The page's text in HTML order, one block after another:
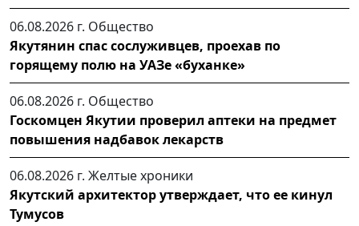
06.08.2026 г. Общество
Якутянин спас сослуживцев, проехав по
горящему полю на УАЗе «буханке»
06.08.2026 г. Общество
Госкомцен Якутии проверил аптеки на предмет
повышения надбавок лекарств
06.08.2026 г. Желтые хроники
Якутский архитектор утверждает, что ее кинул
Тумусов